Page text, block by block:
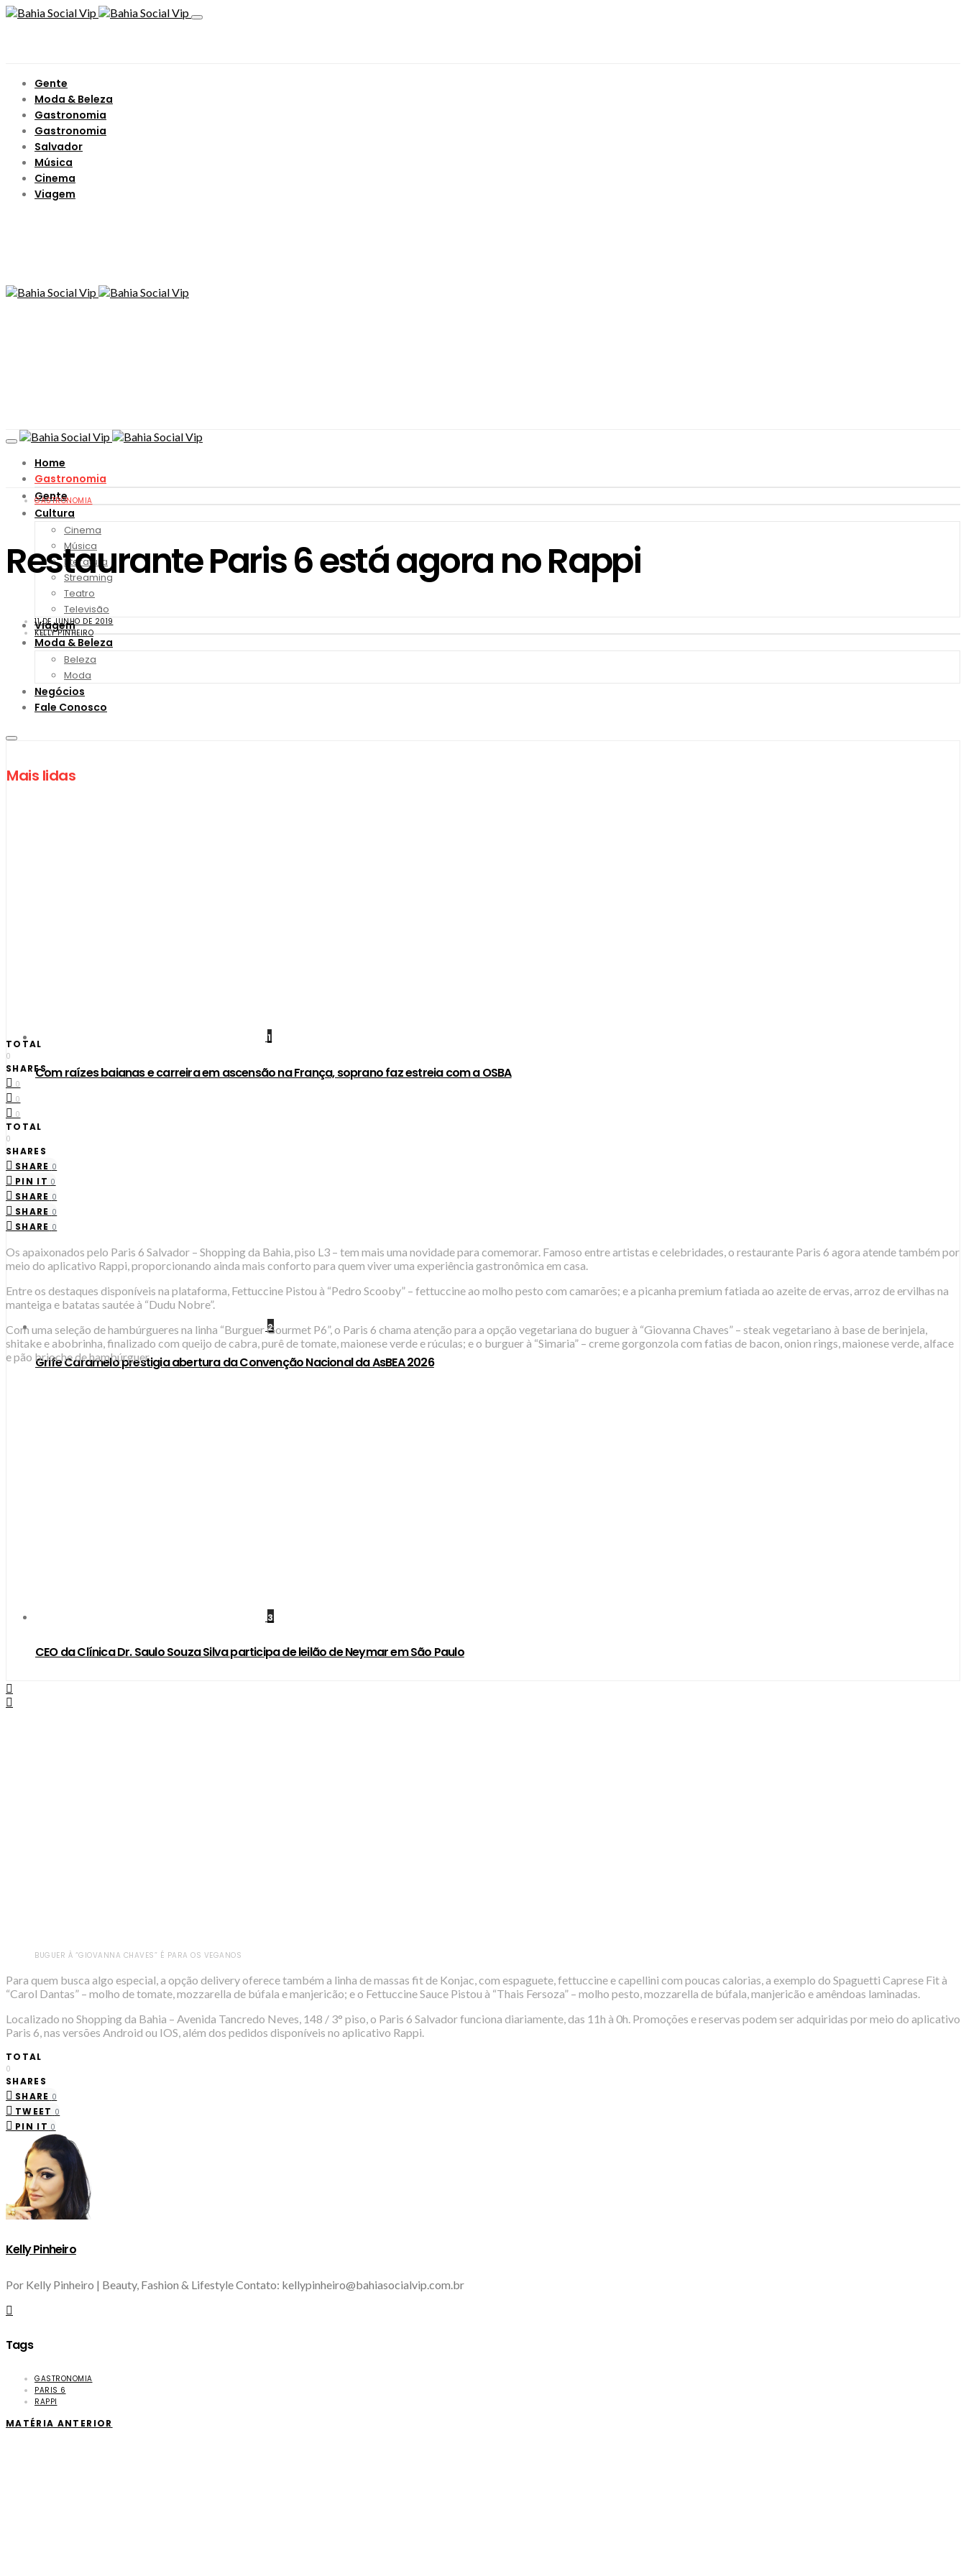
Gente
Moda & Beleza
Gastronomia
Gastronomia
Salvador
Música
Cinema
Viagem
Home
Gastronomia
Gente
Cultura
Cinema
Música
Literatura
Streaming
Teatro
Televisão
Viagem
Moda & Beleza
Beleza
Moda
Negócios
Fale Conosco
Mais lidas
1
Com raízes baianas e carreira em ascensão na França, soprano faz estreia com a OSBA
2
Grife Caramelo prestigia abertura da Convenção Nacional da AsBEA 2026
3
CEO da Clínica Dr. Saulo Souza Silva participa de leilão de Neymar em São Paulo
GASTRONOMIA
Restaurante Paris 6 está agora no Rappi
11 DE JUNHO DE 2019
KELLY PINHEIRO
TOTAL
0
SHARES
0
0
0
TOTAL
0
SHARES
SHARE 0
PIN IT 0
SHARE 0
SHARE 0
SHARE 0
Os apaixonados pelo Paris 6 Salvador – Shopping da Bahia, piso L3 – tem mais uma novidade para comemorar. Famoso entre artistas e celebridades, o restaurante Paris 6 agora atende também por
meio do aplicativo Rappi, proporcionando ainda mais conforto para quem viver uma experiência gastronômica em casa.
Entre os destaques disponíveis na plataforma, Fettuccine Pistou à “Pedro Scooby” – fettuccine ao molho pesto com camarões; e a picanha premium fatiada ao azeite de ervas, arroz de ervilhas na
manteiga e batatas sautée à “Dudu Nobre”.
Com uma seleção de hambúrgueres na linha “Burguer Gourmet P6”, o Paris 6 chama atenção para a opção vegetariana do buguer à “Giovanna Chaves” – steak vegetariano à base de berinjela,
shitake e abobrinha, finalizado com queijo de cabra, purê de tomate, maionese verde e rúculas; e o burguer à “Simaria” – creme gorgonzola com fatias de bacon, onion rings, maionese verde, alface
e pão brioche de hambúrguer.
BUGUER À “GIOVANNA CHAVES” É PARA OS VEGANOS
Para quem busca algo especial, a opção delivery oferece também a linha de massas fit de Konjac, com espaguete, fettuccine e capellini com poucas calorias, a exemplo do Spaguetti Caprese Fit à
“Carol Dantas” – molho de tomate, mozzarella de búfala e manjericão; e o Fettuccine Sauce Pistou à “Thais Fersoza” – molho pesto, mozzarella de búfala, manjericão e amêndoas laminadas.
Localizado no Shopping da Bahia – Avenida Tancredo Neves, 148 / 3° piso, o Paris 6 Salvador funciona diariamente, das 11h à 0h. Promoções e reservas podem ser adquiridas por meio do aplicativo
Paris 6, nas versões Android ou IOS, além dos pedidos disponíveis no aplicativo Rappi.
TOTAL
0
SHARES
SHARE 0
TWEET 0
PIN IT 0
Kelly Pinheiro
Por Kelly Pinheiro | Beauty, Fashion & Lifestyle Contato: kellypinheiro@bahiasocialvip.com.br
Tags
GASTRONOMIA
PARIS 6
RAPPI
MATÉRIA ANTERIOR